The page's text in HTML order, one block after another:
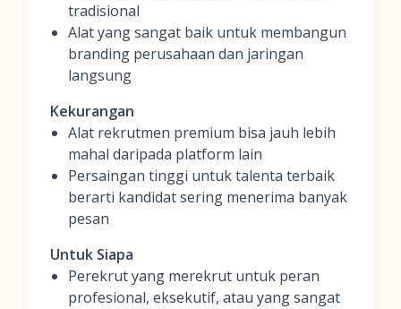
tradisional
Alat yang sangat baik untuk membangun
branding perusahaan dan jaringan
langsung
Kekurangan
Alat rekrutmen premium bisa jauh lebih
mahal daripada platform lain
Persaingan tinggi untuk talenta terbaik
berarti kandidat sering menerima banyak
pesan
Untuk Siapa
Perekrut yang merekrut untuk peran
profesional, eksekutif, atau yang sangat